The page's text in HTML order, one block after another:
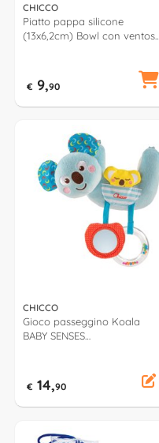
CHICCO
Piatto pappa silicone
(13x6,2cm) Bowl con ventosa
€ 9,90
CHICCO
Gioco passeggino Koala
BABY SENSES
€ 14,90